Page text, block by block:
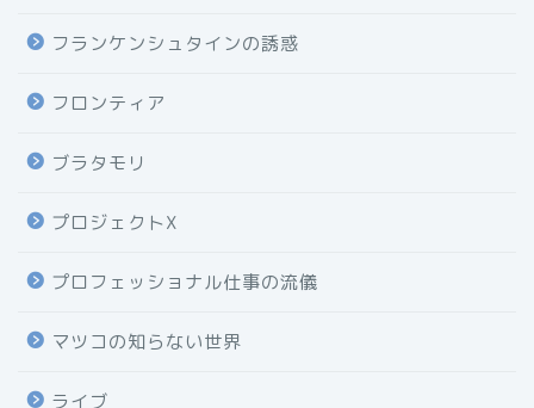
フランケンシュタインの誘惑
フロンティア
ブラタモリ
プロジェクトX
プロフェッショナル仕事の流儀
マツコの知らない世界
ライブ